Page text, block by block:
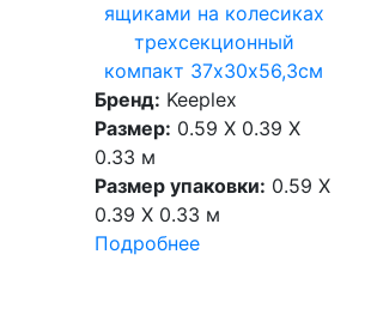
ящиками на колесиках
трехсекционный
компакт 37х30х56,3см
Бренд: Keeplex
Размер: 0.59 X 0.39 X
0.33 м
Размер упаковки: 0.59 X
0.39 X 0.33 м
Подробнее